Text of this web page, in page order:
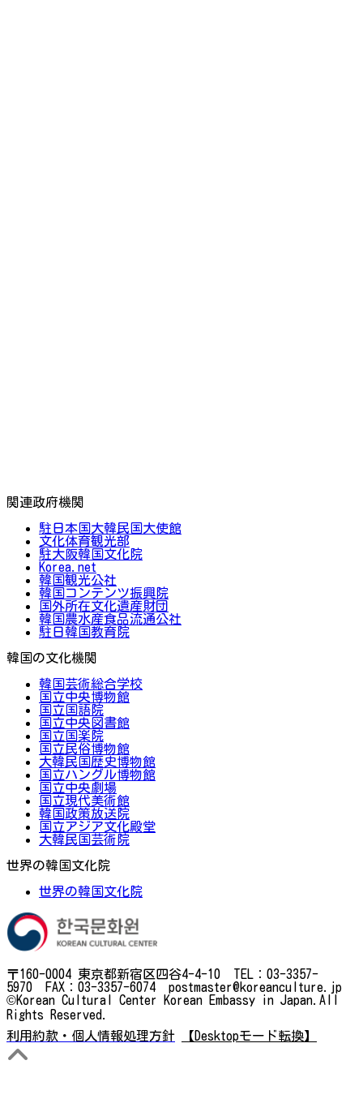
関連政府機関
駐日本国大韓民国大使館
文化体育観光部
駐大阪韓国文化院
Korea.net
韓国観光公社
韓国コンテンツ振興院
国外所在文化遺産財団
韓国農水産食品流通公社
駐日韓国教育院
韓国の文化機関
韓国芸術総合学校
国立中央博物館
国立国語院
国立中央図書館
国立国楽院
国立民俗博物館
大韓民国歴史博物館
国立ハングル博物館
国立中央劇場
国立現代美術館
韓国政策放送院
国立アジア文化殿堂
大韓民国芸術院
世界の韓国文化院
世界の韓国文化院
〒160-0004 東京都新宿区四谷4-4-10 TEL：03-3357-
5970 FAX：03-3357-6074 postmaster@koreanculture.jp
©Korean Cultural Center Korean Embassy in Japan.All
Rights Reserved.
利用約款・個人情報処理方針
【Desktopモード転換】